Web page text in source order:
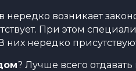
нередко возникает
При этом
них нередко
? Лучше всего